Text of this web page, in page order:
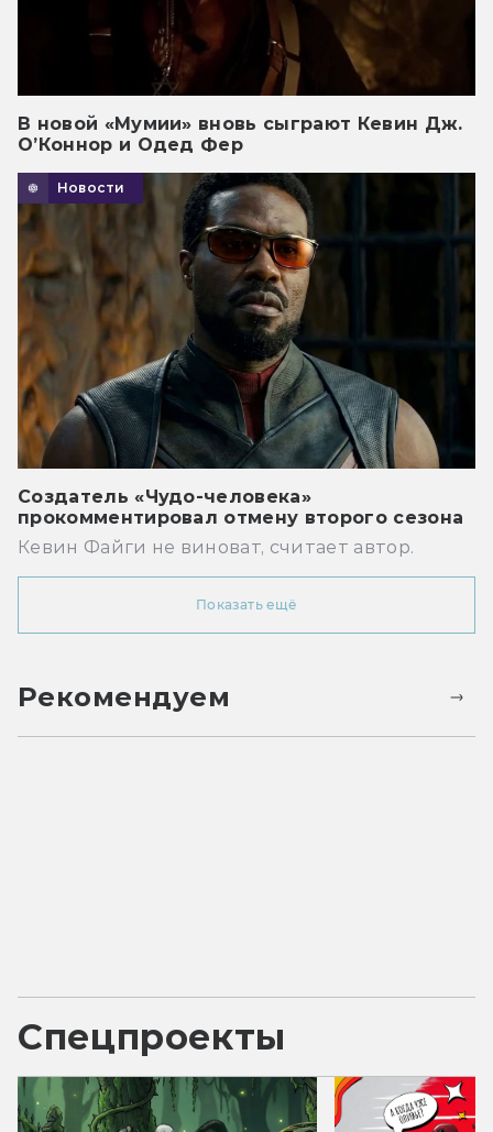
В новой «Мумии» вновь сыграют Кевин Дж.
О’Коннор и Одед Фер
Новости
Создатель «Чудо-человека»
прокомментировал отмену второго сезона
Кевин Файги не виноват, считает автор.
Показать ещё
Рекомендуем
Спецпроекты